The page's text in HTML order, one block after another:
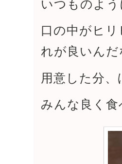
いつものよ
口の中がヒ
れが良いん
用意した分
みんな良く